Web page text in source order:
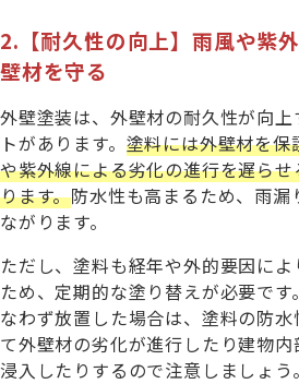
2.【耐久性の向上】雨風や紫
壁材を守る
外壁塗装は、外壁材の耐久性が向上
トがあります。 塗料には外壁材を保
や紫外線による劣化の進行を遅ら
ります。防水性も高まるため、雨漏
ながります。
ただし、塗料も経年や外的要因によ
ため、定期的な塗り替えが必要です
なわず放置した場合は、塗料の防水
て外壁材の劣化が進行したり建物内
浸入したりするので注意しましょう。